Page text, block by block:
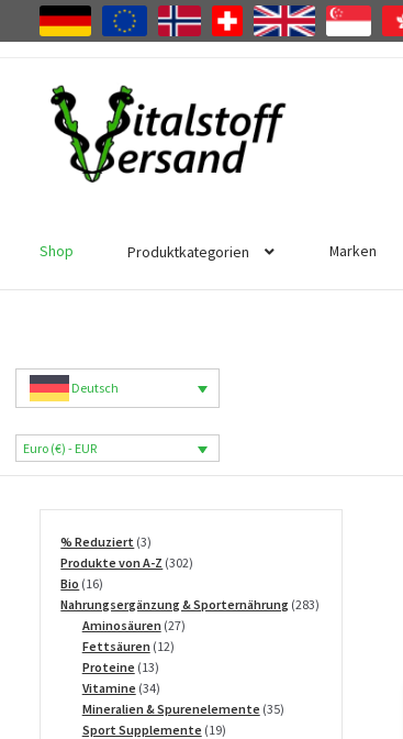
Zur
Navigation
springen
Zum
Inhalt
springen
Shop Produktkategorien Marken
Deutsch
Euro (€) - EUR
% Reduziert 33
Produkte
Produkte von A-Z 302302
Bio 1616
Produkte
Nahrungsergänzung & Sporternährung 283283
Aminosäuren 2727
Fettsäuren 1212
Proteine 1313
Produkte
Vitamine 3434
Produkte
Mineralien & Spurenelemente 3535
Sport Supplemente 1919